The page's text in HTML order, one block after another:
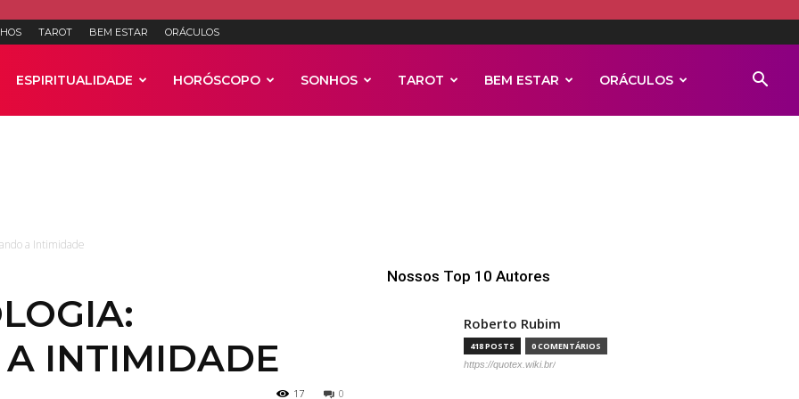
TAROT BEM ESTAR ORÁCULOS
ESPIRITUALIDADE HORÓSCOPO SONHOS TAROT BEM ESTAR ORÁCULOS
a Intimidade
INTIMIDADE
0
17
Nossos Top 10 Autores
Roberto Rubim
418 POSTS 0 COMENTÁRIOS
https://quotex.wiki.br/